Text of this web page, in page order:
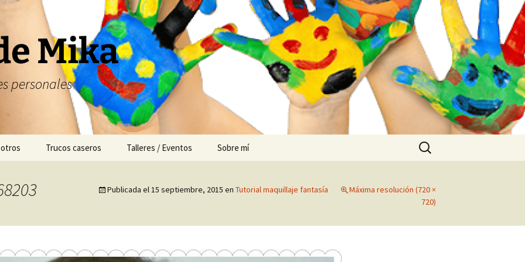
Mika
personales
otros Trucos caseros Talleres / Eventos
Animación
Sobre mí
Buscar:
Publicada el15 septiembre, 2015 en Tutorial maquillaje fantasía
Máxima resolución (720 ×
720)